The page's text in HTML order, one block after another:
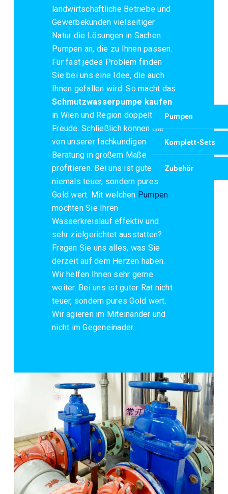
landwirtschaftliche Betriebe und
Gewerbekunden vielseitiger
Natur die Lösungen in Sachen
Pumpen an, die zu Ihnen passen.
Für fast jedes Problem finden
Sie bei uns eine Idee, die auch
Ihnen gefallen wird. So macht das
Schmutzwasserpumpe kaufen
in Wien und Region doppelte
Freude. Schließlich können Sie
von unserer fachkundigen
Beratung in großem Maße
profitieren. Bei uns ist guter Rat
niemals teuer, sondern pures
Gold wert. Mit welchen Pumpen
möchten Sie Ihren
Wasserkreislauf effektiv und
sehr zielgerichtet ausstatten?
Fragen Sie uns alles, was Sie
derzeit auf dem Herzen haben.
Wir helfen Ihnen sehr gerne
weiter. Bei uns ist guter Rat nicht
teuer, sondern pures Gold wert.
Wir agieren im Miteinander und
nicht im Gegeneinader.
Pumpen
Komplett-Sets
Zubehör